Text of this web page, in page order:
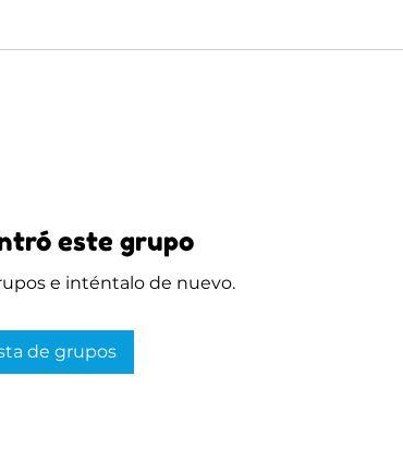
este grupo
e inténtalo de nuevo.
de grupos